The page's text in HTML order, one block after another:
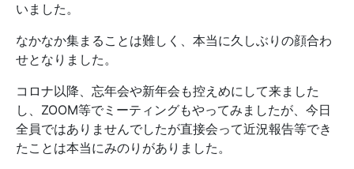
いました。
なかなか集まることは難しく、本当に久しぶりの顔合わ
せとなりました。
コロナ以降、忘年会や新年会も控えめにして来ました
し、ZOOM等でミーティングもやってみましたが、今日
全員ではありませんでしたが直接会って近況報告等でき
たことは本当にみのりがありました。